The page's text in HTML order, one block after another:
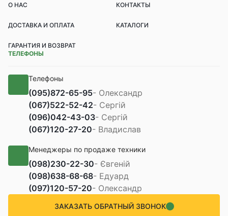
О НАС КОНТАКТЫ
ДОСТАВКА И ОПЛАТА КАТАЛОГИ
ГАРАНТИЯ И ВОЗВРАТ
ТЕЛЕФОНЫ
Телефоны
(095)872-65-95- Олександр
(067)522-52-42- Сергій
(096)042-43-03- Сергій
(067)120-27-20- Владислав
Менеджеры по продаже техники
(098)230-22-30- Євгеній
(098)638-68-68- Едуард
(097)120-57-20- Олександр
ЗАКАЗАТЬ ОБРАТНЫЙ ЗВОНОК